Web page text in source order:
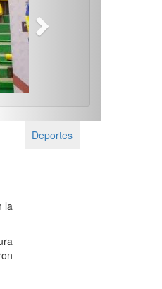
Deportes
la